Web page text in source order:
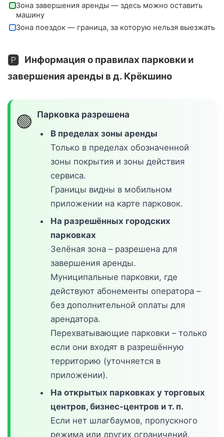
Зона завершения аренды — здесь можно оставить
машину
Зона поездок — граница, за которую нельзя выезжать
🅿️ Информация о правилах парковки и
завершения аренды в д. Крёкшино
🟢 Парковка разрешена
В пределах зоны аренды
Только в пределах обозначенной
зоны покрытия и зоны действия
сервиса.
Границы видны в мобильном
приложении на карте парковок.
На разрешённых городских
парковках
Зелёная зона – разрешена для
завершения аренды.
Муниципальные парковки, где
действуют абонементы оператора –
без дополнительной оплаты для
арендатора.
Перехватывающие парковки – только
если они входят в разрешённую
территорию (уточняется в
приложении).
На открытых парковках у торговых
центров, бизнес-центров и т. п.
Если нет шлагбаумов, пропускного
режима или других ограничений.